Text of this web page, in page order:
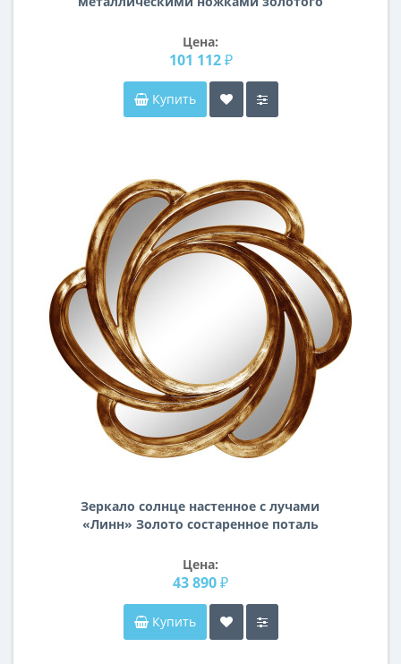
Цена:
101 112 ₽
Купить
Зеркало солнце настенное с лучами
«Линн» Золото состаренное поталь
Цена:
43 890 ₽
Купить